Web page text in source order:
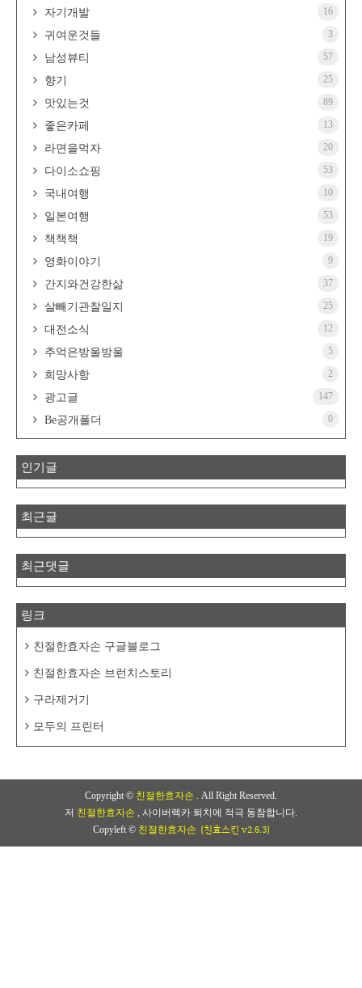
자기개발 16
귀여운것들 3
남성뷰티 57
향기 25
맛있는것 89
좋은카페 13
라면을먹자 20
다이소쇼핑 53
국내여행 10
일본여행 53
책책책 19
영화이야기 9
간지와건강한삶 37
살빼기관찰일지 25
대전소식 12
추억은방울방울 5
희망사항 2
광고글 147
Be공개폴더 0
인기글
최근글
최근댓글
링크
친절한효자손 구글블로그
친절한효자손 브런치스토리
구라제거기
모두의 프린터
Copyright © 친절한효자손 . All Right Reserved.
저 친절한효자손 , 사이버렉카 퇴치에 적극 동참합니다.
Copyleft © 친절한효자손 (친효스킨 v2.6.3)